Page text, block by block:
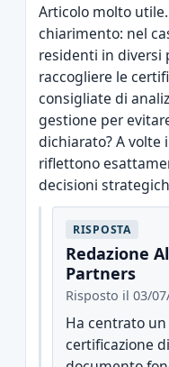
Articolo molto
chiarimento: nel
residenti in diversi
raccogliere le
consigliate di
gestione per
dichiarato? A
riflettono
decisioni
RISPOSTA
Redazione
Partners
Risposto il 03/
Ha centrato
certificazione